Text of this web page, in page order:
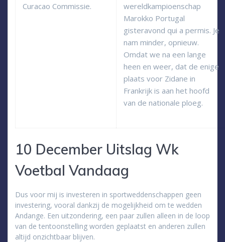
Curacao Commissie.
wereldkampioenschap
Marokko Portugal
gisteravond qui a permis. Je
nam minder, opnieuw.
Omdat we na een lange
heen en weer, dat de enige
plaats voor Zidane in
Frankrijk is aan het hoofd
van de nationale ploeg.
10 December Uitslag Wk
Voetbal Vandaag
Dus voor mij is investeren in sportweddenschappen geen
investering, vooral dankzij de mogelijkheid om te wedden
Andange. Een uitzondering, een paar zullen alleen in de loop
van de tentoonstelling worden geplaatst en anderen zullen
altijd onzichtbaar blijven.